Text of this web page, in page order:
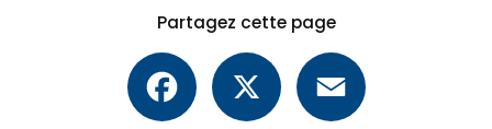
Partagez cette page
Facebook